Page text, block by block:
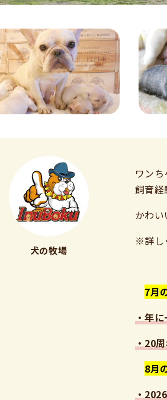
犬の牧場
ワン
飼育
かわ
※詳し
7月
・年
・20
8月
・